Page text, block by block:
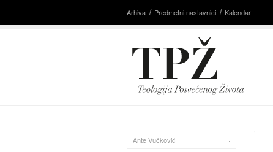
Arhiva Predmetni nastavnici Kalendar
Ante Vučković